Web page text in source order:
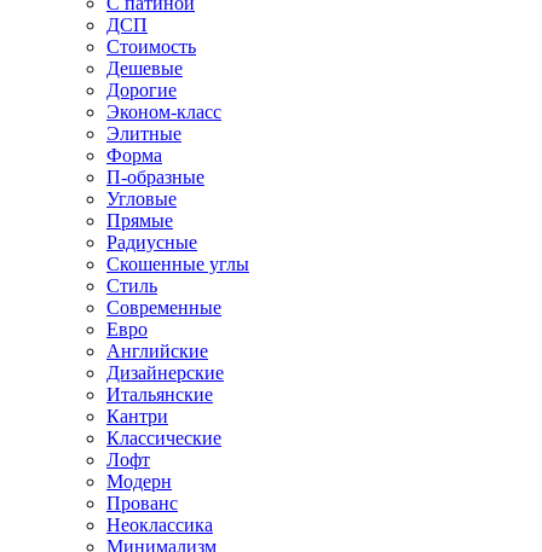
ДСП
Стоимость
Дешевые
Дорогие
Эконом-класс
Элитные
Форма
П-образные
Угловые
Прямые
Радиусные
Скошенные углы
Стиль
Современные
Евро
Английские
Дизайнерские
Итальянские
Кантри
Классические
Лофт
Модерн
Прованс
Неоклассика
Минимализм